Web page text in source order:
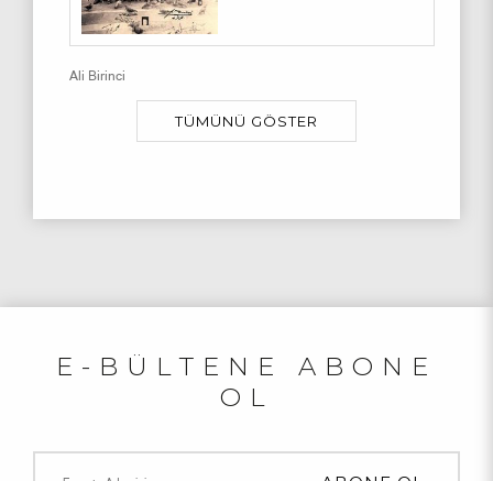
Ali Birinci
TÜMÜNÜ GÖSTER
E-BÜLTENE ABONE
OL